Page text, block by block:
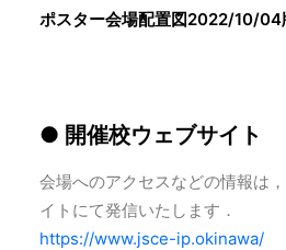
ポスター会場配置図2022/10/04
● 開催校ウェブサイト
会場へのアクセスなどの情報は
イトにて発信いたします．
https://www.jsce-ip.okinawa/